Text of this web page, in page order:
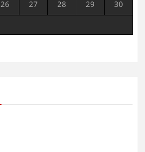
26 27 28 29 30